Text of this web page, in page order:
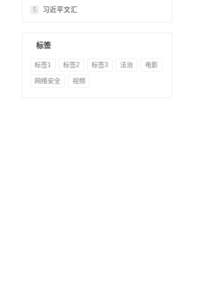
5 习近平文汇
标签
标签1 标签2 标签3 法治 电影
网络安全 视频